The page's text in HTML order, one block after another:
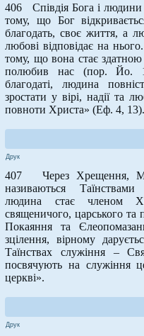
406 Співдія Бога і людини
тому, що Бог
благодать, своє життя, а
любові відповідає на
тому, що вона стає
полюбив нас (пор. Йо.
благодаті, людина
зростати у вірі, надії та
повноти Христа» (Еф. 4, 13).
Друк
407 Через Хрещення,
називаються Таїнствами
людина стає членом
священичого, царського та
Покаяння та
зцілення, вірному
Таїнствах служіння –
посвячують на служіння
церкві».
Друк